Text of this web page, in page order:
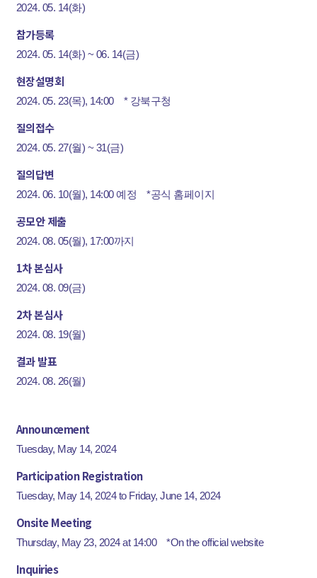
2024. 05. 14(화)
참가등록
2024. 05. 14(화) ~ 06. 14(금)
현장설명회
2024. 05. 23(목), 14:00 * 강북구청
질의접수
2024. 05. 27(월) ~ 31(금)
질의답변
2024. 06. 10(월), 14:00 예정 *공식 홈페이지
공모안 제출
2024. 08. 05(월), 17:00까지
1차 본심사
2024. 08. 09(금)
2차 본심사
2024. 08. 19(월)
결과 발표
2024. 08. 26(월)
Announcement
Tuesday, May 14, 2024
Participation Registration
Tuesday, May 14, 2024 to Friday, June 14, 2024
Onsite Meeting
Thursday, May 23, 2024 at 14:00 *On the official website
Inquiries